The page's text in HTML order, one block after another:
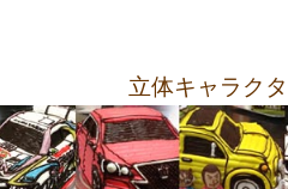
立体キャラク